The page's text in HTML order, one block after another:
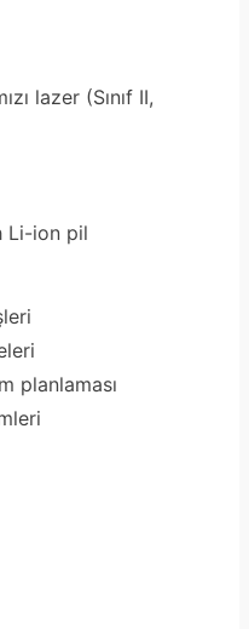
lazer (Sınıf II,
Li-ion pil
planlaması